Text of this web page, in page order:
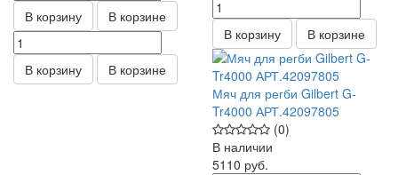
В корзину В корзине
В корзину В корзине
В корзину В корзине
Мяч для регби Gilbert G-
Tr4000 АРТ.42097805
(0)
В наличии
5110 руб.